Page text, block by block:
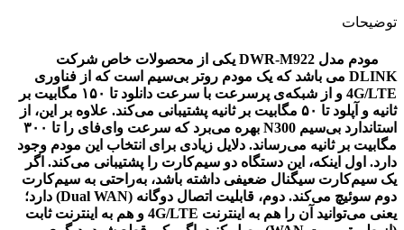
توضیحات
مودم مدل DWR-M922 یکی از محصولات خاص شرکت
DLINK می باشد که یک مودم روتر بی‌سیم است که از فناوری
4G/LTE و از شبکه‌ی پرسرعت با سرعت دانلود تا ۱۵۰ مگابیت بر
ثانیه و آپلود تا ۵۰ مگابیت بر ثانیه پشتیبانی می‌کند. علاوه بر این، از
استاندارد بی‌سیم N300 بهره می‌برد که سرعت وای‌فای را تا ۳۰۰
مگابیت بر ثانیه می‌رساند. دلایل زیادی برای انتخاب این مودم وجود
دارد. اول اینکه، این دستگاه دو سیم‌کارت را پشتیبانی می‌کند. اگر
یک سیم‌کارت سیگنال ضعیفی داشته باشد، به‌راحتی به سیم‌کارت
دوم سوئیچ می‌کند. دوم، قابلیت اتصال دوگانه (Dual WAN) دارد؛
یعنی می‌توانید آن را هم به اینترنت 4G/LTE و هم به اینترنت ثابت